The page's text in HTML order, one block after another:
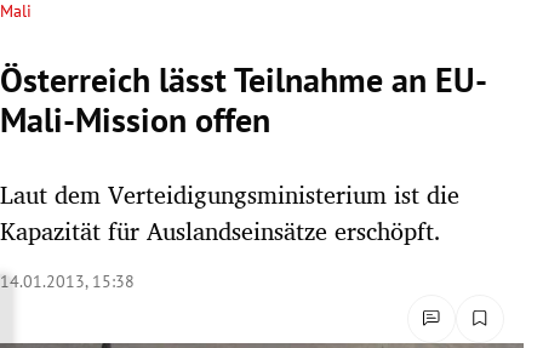
Mali
Österreich lässt Teilnahme an EU-
Mali-Mission offen
Laut dem Verteidigungsministerium ist die
Kapazität für Auslandseinsätze erschöpft.
14.01.2013, 15:38